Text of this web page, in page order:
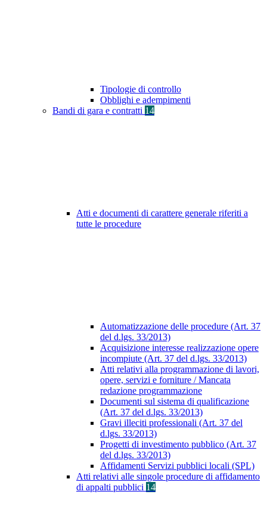
Tipologie di controllo
Obblighi e adempimenti
Bandi di gara e contratti 14
Atti e documenti di carattere generale riferiti a
tutte le procedure
Automatizzazione delle procedure (Art. 37
del d.lgs. 33/2013)
Acquisizione interesse realizzazione opere
incompiute (Art. 37 del d.lgs. 33/2013)
Atti relativi alla programmazione di lavori,
opere, servizi e forniture / Mancata
redazione programmazione
Documenti sul sistema di qualificazione
(Art. 37 del d.lgs. 33/2013)
Gravi illeciti professionali (Art. 37 del
d.lgs. 33/2013)
Progetti di investimento pubblico (Art. 37
del d.lgs. 33/2013)
Affidamenti Servizi pubblici locali (SPL)
Atti relativi alle singole procedure di affidamento
di appalti pubblici 14